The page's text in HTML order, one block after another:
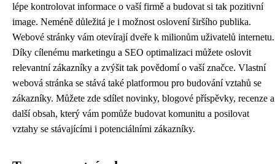
lépe kontrolovat informace o vaší firmě a budovat si tak pozitivní
image. Neméně důležitá je i možnost oslovení širšího publika.
Webové stránky vám otevírají dveře k milionům uživatelů internetu.
Díky cílenému marketingu a SEO optimalizaci můžete oslovit
relevantní zákazníky a zvýšit tak povědomí o vaší značce. Vlastní
webová stránka se stává také platformou pro budování vztahů se
zákazníky. Můžete zde sdílet novinky, blogové příspěvky, recenze a
další obsah, který vám pomůže budovat komunitu a posilovat
vztahy se stávajícími i potenciálními zákazníky.